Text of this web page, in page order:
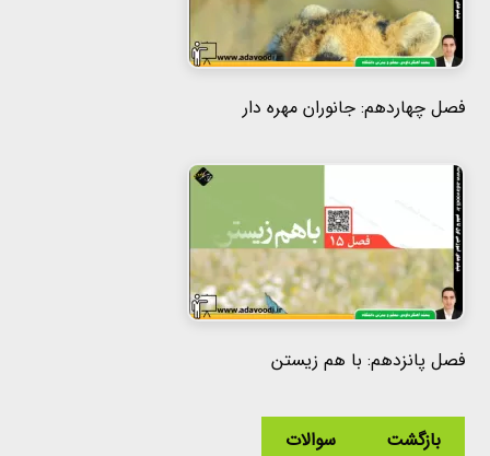
فصل چهاردهم: جانوران مهره دار
فصل پانزدهم: با هم زیستن
بازگشت سوالات